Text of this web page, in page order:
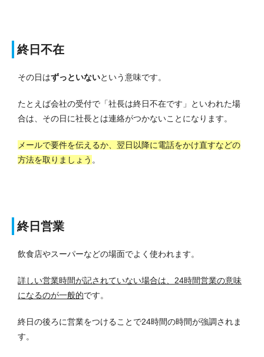
終日不在
その日はずっといないという意味です。
たとえば会社の受付で「社長は終日不在です」といわれた場
合は、その日に社長とは連絡がつかないことになります。
メールで要件を伝えるか、翌日以降に電話をかけ直すなどの
方法を取りましょう 。
終日営業
飲食店やスーパーなどの場面でよく使われます。
詳しい営業時間が記されていない場合は、24時間営業の意味
になるのが一般的です。
終日の後ろに営業をつけることで24時間の時間が強調されま
す。